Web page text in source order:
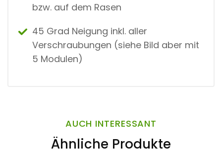
bzw. auf dem Rasen
45 Grad Neigung inkl. aller
Verschraubungen (siehe Bild aber mit
5 Modulen)
AUCH INTERESSANT
Ähnliche Produkte